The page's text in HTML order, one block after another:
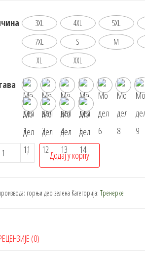
3XL 4XL 5XL
7XL
S M
XL
XXL
+ Додај у корпу
горњи део зелена Категорија: Тренерке
(0)